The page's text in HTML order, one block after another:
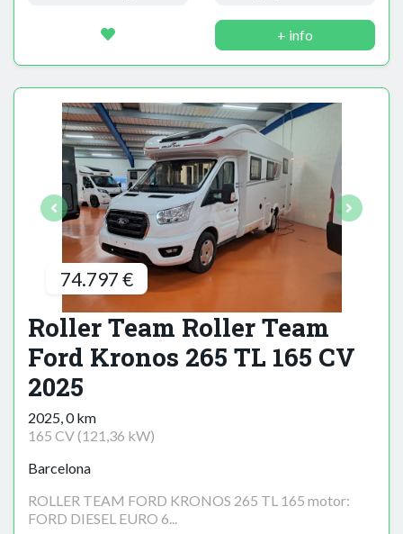
+ info
74.797 €
Roller Team Roller Team
Ford Kronos 265 TL 165 CV
2025
2025, 0 km
165 CV (121,36 kW)
Barcelona
ROLLER TEAM FORD KRONOS 265 TL 165 motor:
FORD DIESEL EURO 6...